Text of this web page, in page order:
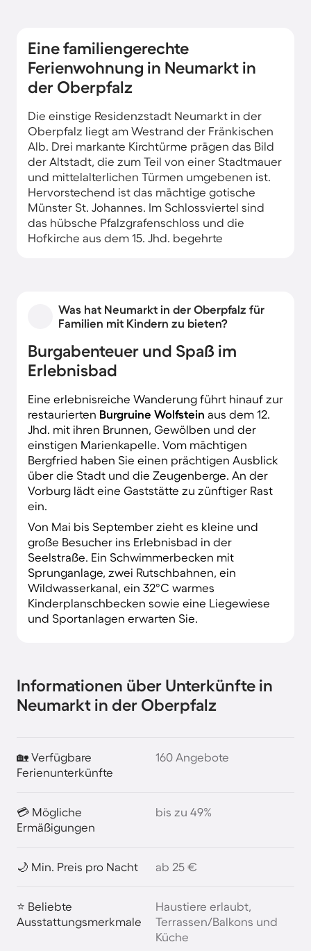
Eine familiengerechte
Ferienwohnung in Neumarkt in
der Oberpfalz
Die einstige Residenzstadt Neumarkt in der
Oberpfalz liegt am Westrand der Fränkischen
Alb. Drei markante Kirchtürme prägen das Bild
der Altstadt, die zum Teil von einer Stadtmauer
und mittelalterlichen Türmen umgebenen ist.
Hervorstechend ist das mächtige gotische
Münster St. Johannes. Im Schlossviertel sind
das hübsche Pfalzgrafenschloss und die
Hofkirche aus dem 15. Jhd. begehrte
Was hat Neumarkt in der Oberpfalz für
Familien mit Kindern zu bieten?
Burgabenteuer und Spaß im
Erlebnisbad
Eine erlebnisreiche Wanderung führt hinauf zur
restaurierten Burgruine Wolfstein aus dem 12.
Jhd. mit ihren Brunnen, Gewölben und der
einstigen Marienkapelle. Vom mächtigen
Bergfried haben Sie einen prächtigen Ausblick
über die Stadt und die Zeugenberge. An der
Vorburg lädt eine Gaststätte zu zünftiger Rast
ein.
Von Mai bis September zieht es kleine und
große Besucher ins Erlebnisbad in der
Seelstraße. Ein Schwimmerbecken mit
Sprunganlage, zwei Rutschbahnen, ein
Wildwasserkanal, ein 32°C warmes
Kinderplanschbecken sowie eine Liegewiese
und Sportanlagen erwarten Sie.
Informationen über Unterkünfte in
Neumarkt in der Oberpfalz
🏡 Verfügbare
Ferienunterkünfte
160 Angebote
💳 Mögliche
Ermäßigungen
bis zu 49%
🌙 Min. Preis pro Nacht ab 25 €
⭐ Beliebte
Ausstattungsmerkmale
Haustiere erlaubt,
Terrassen/Balkons und
Küche